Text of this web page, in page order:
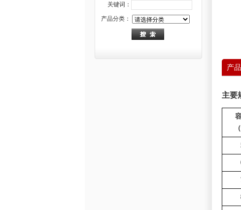
关键词：
产品分类：
产
主要
（